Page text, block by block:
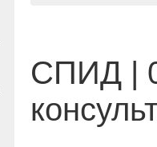
СПИД |